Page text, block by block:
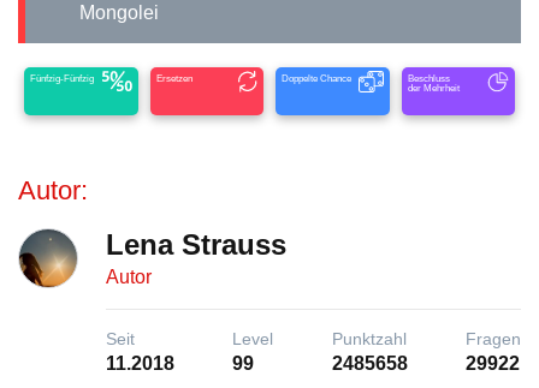
Mongolei
Fünfzig-Fünfzig Ersetzen Doppelte Chance
Beschluss
der Mehrheit
Autor:
Lena Strauss
Autor
Seit
11.2018
Level
99
Punktzahl
2485658
Fragen
29922